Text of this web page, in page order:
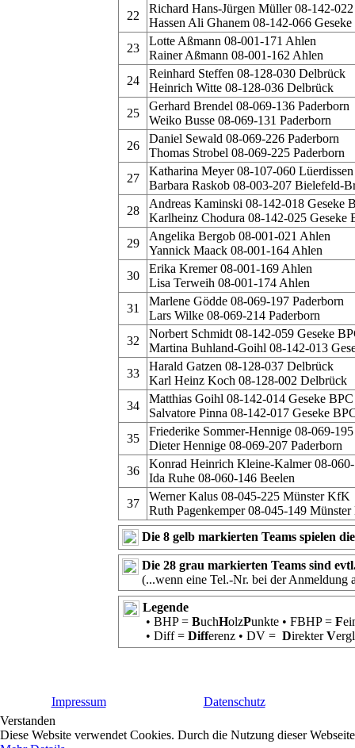
22
Richard Hans-Jürgen Müller 08-142-
Hassen Ali Ghanem 08-142-066
23
Lotte Aßmann 08-001-171 Ahlen
Rainer Aßmann 08-001-162 Ahlen
24
Reinhard Steffen 08-128-030 Delbrück
Heinrich Witte 08-128-036 Delbrück
25
Gerhard Brendel 08-069-136 Paderborn
Weiko Busse 08-069-131 Paderborn
26
Daniel Sewald 08-069-226 Paderborn
Thomas Strobel 08-069-225 Paderborn
27
Katharina Meyer 08-107-060 Lüerdissen
Barbara Raskob 08-003-207 Bielefeld-
28
Andreas Kaminski 08-142-018 Geseke
Karlheinz Chodura 08-142-025 Geseke
29
Angelika Bergob 08-001-021 Ahlen
Yannick Maack 08-001-164 Ahlen
30
Erika Kremer 08-001-169 Ahlen
Lisa Terweih 08-001-174 Ahlen
31
Marlene Gödde 08-069-197 Paderborn
Lars Wilke 08-069-214 Paderborn
32
Norbert Schmidt 08-142-059 Geseke
Martina Buhland-Goihl 08-142-013
33
Harald Gatzen 08-128-037 Delbrück
Karl Heinz Koch 08-128-002 Delbrück
34
Matthias Goihl 08-142-014 Geseke BPC
Salvatore Pinna 08-142-017 Geseke
35
Friederike Sommer-Hennige 08-069-
Dieter Hennige 08-069-207 Paderborn
36
Konrad Heinrich Kleine-Kalmer 08-
Ida Ruhe 08-060-146 Beelen
37
Werner Kalus 08-045-225 Münster KfK
Ruth Pagenkemper 08-045-149
Die 8 gelb markierten Teams spielen
Die 28 grau markierten Teams sind
(...wenn eine Tel.-Nr. bei der Anmeldung
Legende
• BHP = BuchHolzPunkte • FBHP = F
• Diff = Differenz • DV = DirekterV
Impressum
Datenschutz
Verstanden
Diese Website verwendet Cookies. Durch die Nutzung dieser